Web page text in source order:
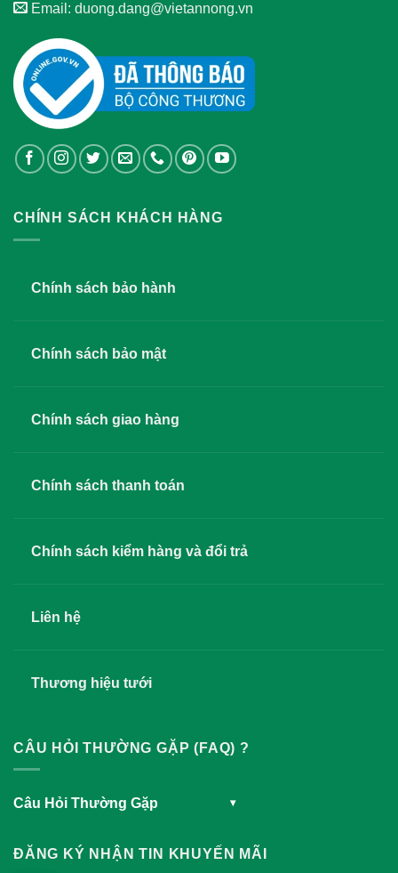
Email: duong.dang@vietannong.vn
CHÍNH SÁCH KHÁCH HÀNG
Chính sách bảo hành
Chính sách bảo mật
Chính sách giao hàng
Chính sách thanh toán
Chính sách kiểm hàng và đổi trả
Liên hệ
Thương hiệu tưới
CÂU HỎI THƯỜNG GẶP (FAQ) ?
Câu Hỏi Thường Gặp ▾
ĐĂNG KÝ NHẬN TIN KHUYẾN MÃI